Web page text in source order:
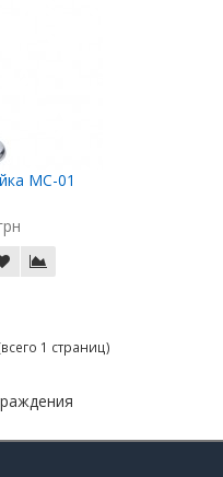
МС-01
1 страниц)